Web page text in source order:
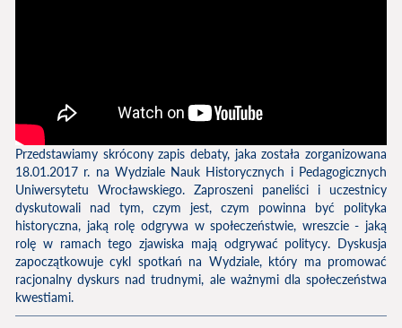
Przedstawiamy skrócony zapis debaty, jaka została zorganizowana
18.01.2017 r. na Wydziale Nauk Historycznych i Pedagogicznych
Uniwersytetu Wrocławskiego. Zaproszeni paneliści i uczestnicy
dyskutowali nad tym, czym jest, czym powinna być polityka
historyczna, jaką rolę odgrywa w społeczeństwie, wreszcie - jaką
rolę w ramach tego zjawiska mają odgrywać politycy. Dyskusja
zapoczątkowuje cykl spotkań na Wydziale, który ma promować
racjonalny dyskurs nad trudnymi, ale ważnymi dla społeczeństwa
kwestiami.